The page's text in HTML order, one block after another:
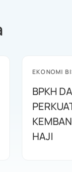
EKONOMI
BPKH
HAJI